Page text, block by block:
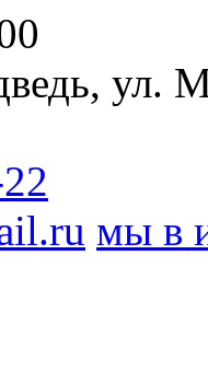
, ул.
мы в